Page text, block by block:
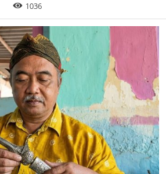
1036